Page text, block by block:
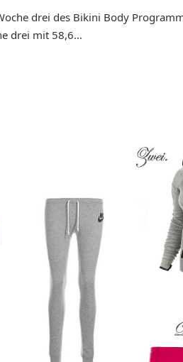
drei des Bikini Body
drei mit 58,6…